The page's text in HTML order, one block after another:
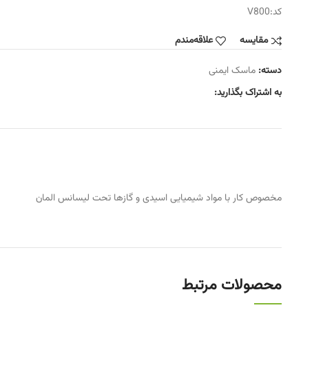
کد:V800
مقایسه
علاقه‌مندم
دسته: ماسک ایمنی
به اشتراک بگذارید:
مخصوص کار با مواد شیمیایی اسیدی و گازها تحت لیسانس المان
محصولات مرتبط